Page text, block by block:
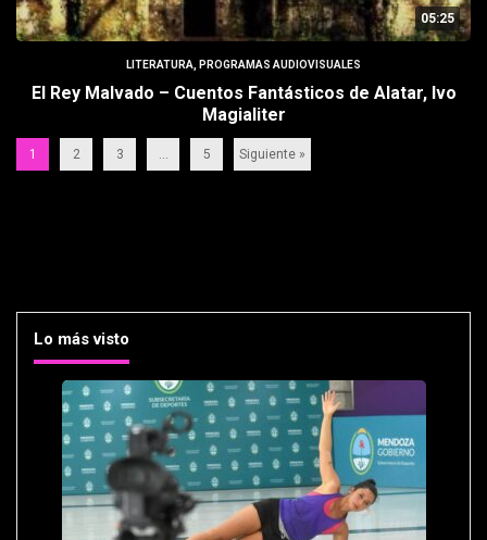
05:25
LITERATURA PROGRAMAS AUDIOVISUALES
El Rey Malvado – Cuentos Fantásticos de Alatar, Ivo
Magialiter
1 2 3 … 5 Siguiente »
Lo más visto